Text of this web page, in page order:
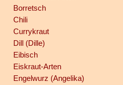
Borretsch
Chili
Currykraut
Dill (Dille)
Eibisch
Eiskraut-Arten
Engelwurz (Angelika)